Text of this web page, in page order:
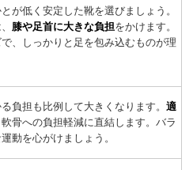
が低く安定した靴を選びましょう。
膝や足首に大きな負担をかけます。
、しっかりと足を包み込むものが理
負担も比例して大きくなります。適
軟骨への負担軽減に直結します。バラ
動を心がけましょう。